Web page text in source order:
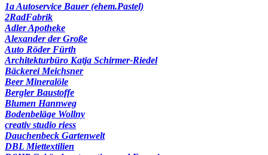
1a Autoservice Bauer (ehem.Pastel)
2RadFabrik
Adler Apotheke
Alexander der Große
Auto Röder Fürth
Architekturbüro Katja Schirmer-Riedel
Bäckerei Meichsner
Beer Mineralöle
Bergler Baustoffe
Blumen Hannweg
Bodenbeläge Wollny
creativ studio riess
Dauchenbeck Gartenwelt
DBL Miettextilien